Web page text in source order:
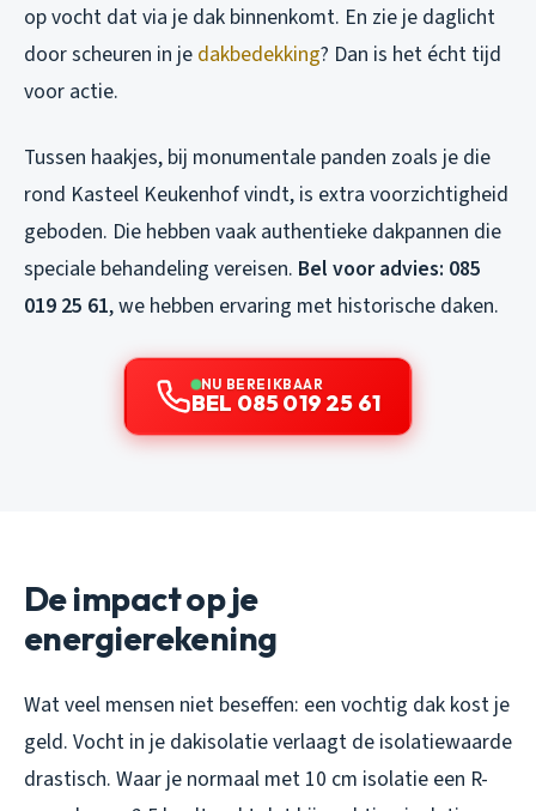
op vocht dat via je dak binnenkomt. En zie je daglicht
door scheuren in je dakbedekking? Dan is het écht tijd
voor actie.
Tussen haakjes, bij monumentale panden zoals je die
rond Kasteel Keukenhof vindt, is extra voorzichtigheid
geboden. Die hebben vaak authentieke dakpannen die
speciale behandeling vereisen. Bel voor advies: 085
019 25 61, we hebben ervaring met historische daken.
NU BEREIKBAAR
BEL 085 019 25 61
De impact op je
energierekening
Wat veel mensen niet beseffen: een vochtig dak kost je
geld. Vocht in je dakisolatie verlaagt de isolatiewaarde
drastisch. Waar je normaal met 10 cm isolatie een R-